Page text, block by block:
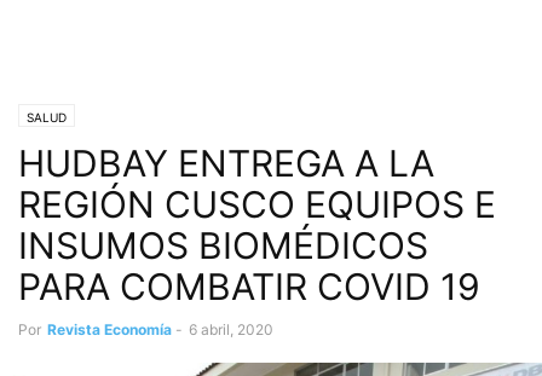
SALUD
HUDBAY ENTREGA A LA
REGIÓN CUSCO EQUIPOS E
INSUMOS BIOMÉDICOS
PARA COMBATIR COVID 19
Por Revista Economía - 6 abril, 2020